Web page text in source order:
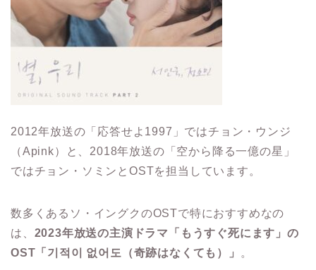
2012年放送の「応答せよ1997」ではチョン・ウンジ
（Apink）と、2018年放送の「空から降る一億の星」
ではチョン・ソミンとOSTを担当しています。
数多くあるソ・イングクのOSTで特におすすめなの
は、 2023年放送の主演ドラマ「もうすぐ死にます」の
OST「기적이 없어도（奇跡はなくても）」
。